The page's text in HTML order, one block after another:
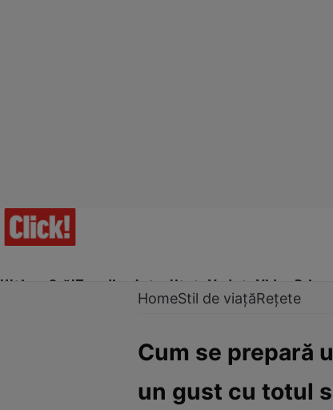
Ultima Oră!Trending Actualitate Vedete Video Prime
Dragoste și SexEvenimente
HomeStil de viațăRețete
Cum se prepară
un gust cu totul